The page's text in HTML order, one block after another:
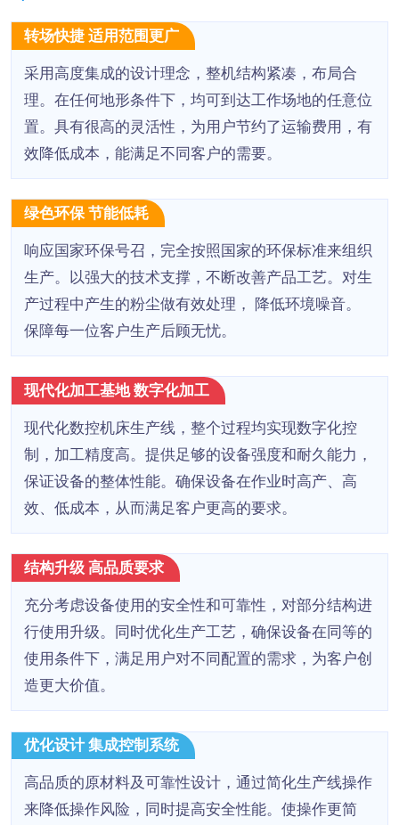
转场快捷 适用范围更广
采用高度集成的设计理念，整机结构紧凑，布局合
理。在任何地形条件下，均可到达工作场地的任意位
置。具有很高的灵活性，为用户节约了运输费用，有
效降低成本，能满足不同客户的需要。
绿色环保 节能低耗
响应国家环保号召，完全按照国家的环保标准来组织
生产。以强大的技术支撑，不断改善产品工艺。对生
产过程中产生的粉尘做有效处理， 降低环境噪音。
保障每一位客户生产后顾无忧。
现代化加工基地 数字化加工
现代化数控机床生产线，整个过程均实现数字化控
制，加工精度高。提供足够的设备强度和耐久能力，
保证设备的整体性能。确保设备在作业时高产、高
效、低成本，从而满足客户更高的要求。
结构升级 高品质要求
充分考虑设备使用的安全性和可靠性，对部分结构进
行使用升级。同时优化生产工艺，确保设备在同等的
使用条件下，满足用户对不同配置的需求，为客户创
造更大价值。
优化设计 集成控制系统
高品质的原材料及可靠性设计，通过简化生产线操作
来降低操作风险，同时提高安全性能。使操作更简